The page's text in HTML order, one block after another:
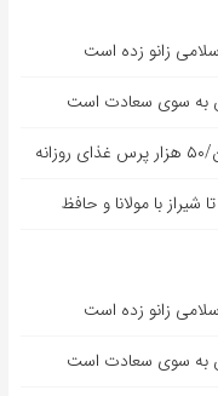
زانو زده است
به سوی سعادت است
شیراز با مولانا و حافظ
زانو زده است
به سوی سعادت است